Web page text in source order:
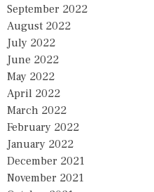
September 2022
August 2022
July 2022
June 2022
May 2022
April 2022
March 2022
February 2022
January 2022
December 2021
November 2021